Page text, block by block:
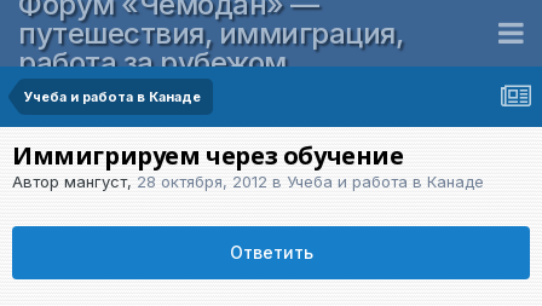
путешествия, иммиграция,
работа за рубежом
Учеба и работа в Канаде
Иммигрируем через обучение
Автор мангуст, 28 октября, 2012 в Учеба и работа в Канаде
Ответить